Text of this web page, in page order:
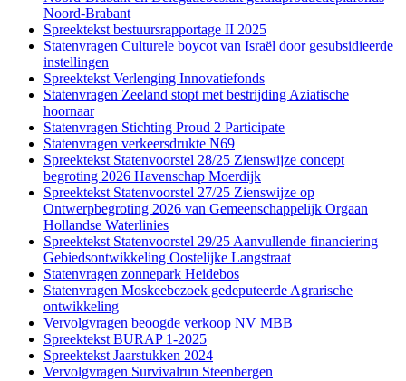
Noord-Brabant
Spreektekst bestuursrapportage II 2025
Statenvragen Culturele boycot van Israël door gesubsidieerde
instellingen
Spreektekst Verlenging Innovatiefonds
Statenvragen Zeeland stopt met bestrijding Aziatische
hoornaar
Statenvragen Stichting Proud 2 Participate
Statenvragen verkeersdrukte N69
Spreektekst Statenvoorstel 28/25 Zienswijze concept
begroting 2026 Havenschap Moerdijk
Spreektekst Statenvoorstel 27/25 Zienswijze op
Ontwerpbegroting 2026 van Gemeenschappelijk Orgaan
Hollandse Waterlinies
Spreektekst Statenvoorstel 29/25 Aanvullende financiering
Gebiedsontwikkeling Oostelijke Langstraat
Statenvragen zonnepark Heidebos
Statenvragen Moskeebezoek gedeputeerde Agrarische
ontwikkeling
Vervolgvragen beoogde verkoop NV MBB
Spreektekst BURAP 1-2025
Spreektekst Jaarstukken 2024
Vervolgvragen Survivalrun Steenbergen